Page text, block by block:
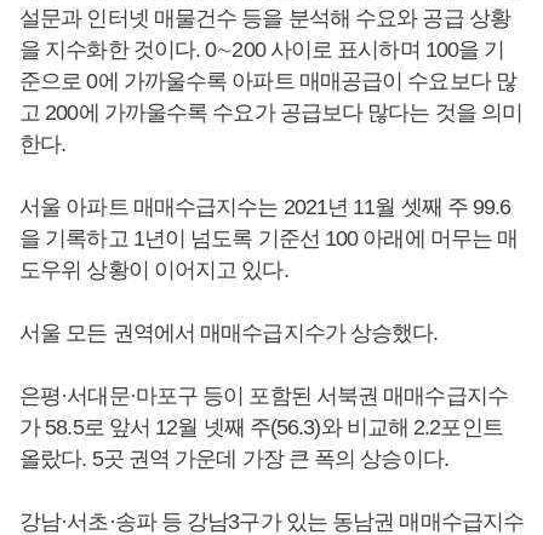
설문과 인터넷 매물건수 등을 분석해 수요와 공급 상황
을 지수화한 것이다. 0∼200 사이로 표시하며 100을 기
준으로 0에 가까울수록 아파트 매매공급이 수요보다 많
고 200에 가까울수록 수요가 공급보다 많다는 것을 의미
한다.
서울 아파트 매매수급지수는 2021년 11월 셋째 주 99.6
을 기록하고 1년이 넘도록 기준선 100 아래에 머무는 매
도우위 상황이 이어지고 있다.
서울 모든 권역에서 매매수급지수가 상승했다.
은평·서대문·마포구 등이 포함된 서북권 매매수급지수
가 58.5로 앞서 12월 넷째 주(56.3)와 비교해 2.2포인트
올랐다. 5곳 권역 가운데 가장 큰 폭의 상승이다.
강남·서초·송파 등 강남3구가 있는 동남권 매매수급지수